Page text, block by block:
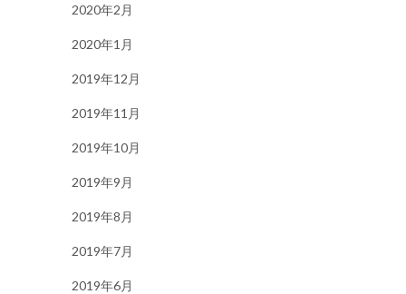
2020年2月
2020年1月
2019年12月
2019年11月
2019年10月
2019年9月
2019年8月
2019年7月
2019年6月